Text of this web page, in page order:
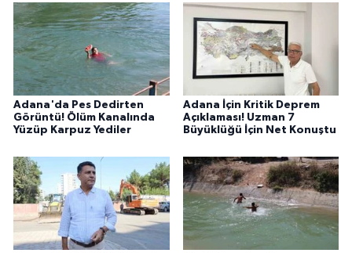
Adana'da Pes Dedirten
Görüntü! Ölüm Kanalında
Yüzüp Karpuz Yediler
Adana İçin Kritik Deprem
Açıklaması! Uzman 7
Büyüklüğü İçin Net Konuştu